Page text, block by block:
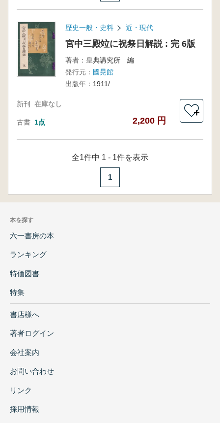
歴史一般・史料 近・現代
宮中三殿竝に祝祭日解説 : 完 6版
著者： 皇典講究所 編
発行元： 國晃館
出版年： 1911/
新刊 在庫なし
古書 1点 2,200 円
＋
全1件中 1 - 1件を表示
1
本を探す
六一書房の本
ランキング
特価図書
特集
書店様へ
著者ログイン
会社案内
お問い合わせ
リンク
採用情報